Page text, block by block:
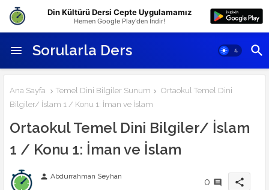
Sorularla Ders
Ana Sayfa Temel Dini Bilgiler Sunum
Ortaokul Temel Dini
Bilgiler/ İslam 1 / Konu 1: İman ve İslam
Ortaokul Temel Dini Bilgiler/ İslam
1 / Konu 1: İman ve İslam
person Abdurrahman Seyhan
0 share
Din Kültürü Dersi Cepte Uygulamamız
Hemen Google Play'den İndir!